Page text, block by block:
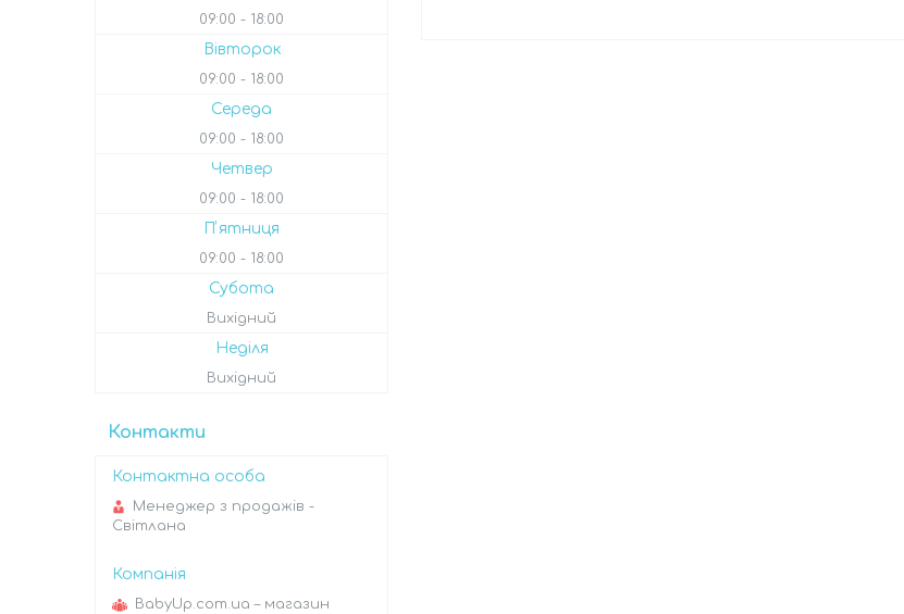
09:00 18:00
Вівторок
09:00 18:00
Середа
09:00 18:00
Четвер
09:00 18:00
Пʼятниця
09:00 18:00
Субота
Вихідний
Неділя
Вихідний
Контакти
Менеджер з продажів -
Світлана
BabyUp.com.ua – магазин